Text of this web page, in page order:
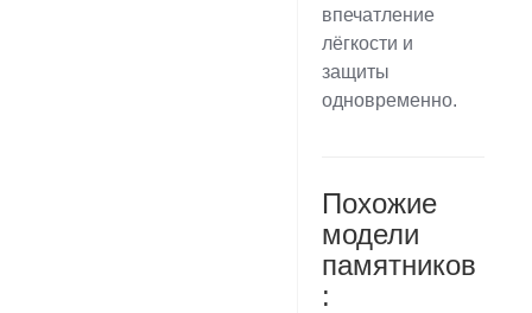
впечатление
лёгкости и
защиты
одновременно.
Похожие
модели
памятников
: